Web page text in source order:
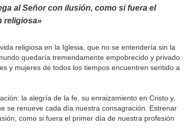
al Señor con ilusión, como si fuera el
religiosa»
religiosa en la Iglesia, que no se entendería sin la
quedaría tremendamente empobrecido y privado
y mujeres de todos los tiempos encuentren sentido a
la alegría de la fe, su enraizamiento en Cristo y,
se renueve cada día nuestra consagración. Estrenar
como si fuera el primer día de nuestra profesión